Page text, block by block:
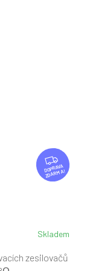
Z
D
A
ZDARMA
Skladem
zesilovačů